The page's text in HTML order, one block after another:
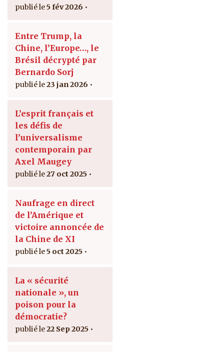
5 fév 2026
Entre Trump, la
Chine, l’Europe…, le
Brésil décrypté par
Bernardo Sorj
23 jan 2026
L’esprit français et
les défis de
l’universalisme
contemporain par
Axel Maugey
27 oct 2025
Naufrage en direct
de l’Amérique et
victoire annoncée de
la Chine de XI
5 oct 2025
La « sécurité
nationale », un
poison pour la
démocratie?
22 Sep 2025